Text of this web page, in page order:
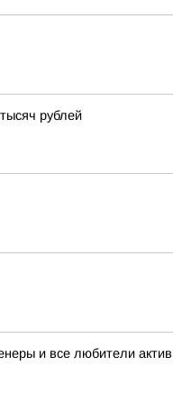
рублей
и все любители